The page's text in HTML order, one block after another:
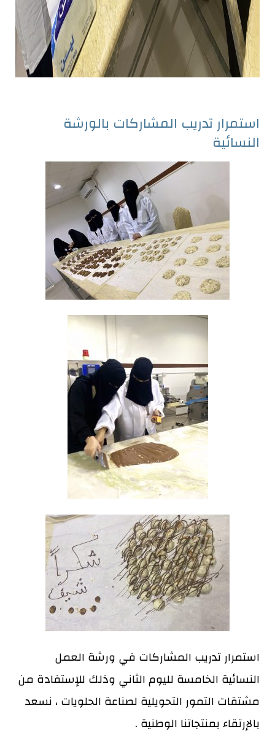
استمرار تدريب المشاركات بالورشة
النسائية
استمرار تدريب المشاركات في ورشة العمل
النسائية الخامسة لليومالثاني وذلك للإستفادة من
مشتقات التمور التحويلية لصناعة الحلويات ، نسعد
بالإرتقاء بمنتجاتنا الوطنية .